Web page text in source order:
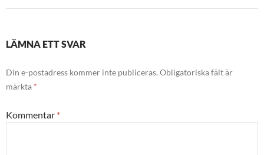
LÄMNA ETT SVAR
Din e-postadress kommer inte publiceras. Obligatoriska fält är
märkta *
Kommentar *